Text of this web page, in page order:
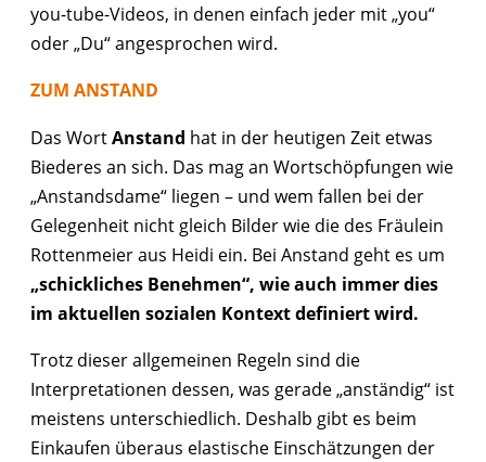
you-tube-Videos, in denen einfach jeder mit „you“
oder „Du“ angesprochen wird.
ZUM ANSTAND
Das WortAnstand hat in der heutigen Zeit etwas
Biederes an sich. Das mag an Wortschöpfungen wie
„Anstandsdame“ liegen – und wem fallen bei der
Gelegenheit nicht gleich Bilder wie die des Fräulein
Rottenmeier aus Heidi ein. Bei Anstand geht es um
„schickliches Benehmen“, wie auch immer dies
im aktuellen sozialen Kontext definiert wird.
Trotz dieser allgemeinen Regeln sind die
Interpretationen dessen, was gerade „anständig“ ist
meistens unterschiedlich. Deshalb gibt es beim
Einkaufen überaus elastische Einschätzungen der